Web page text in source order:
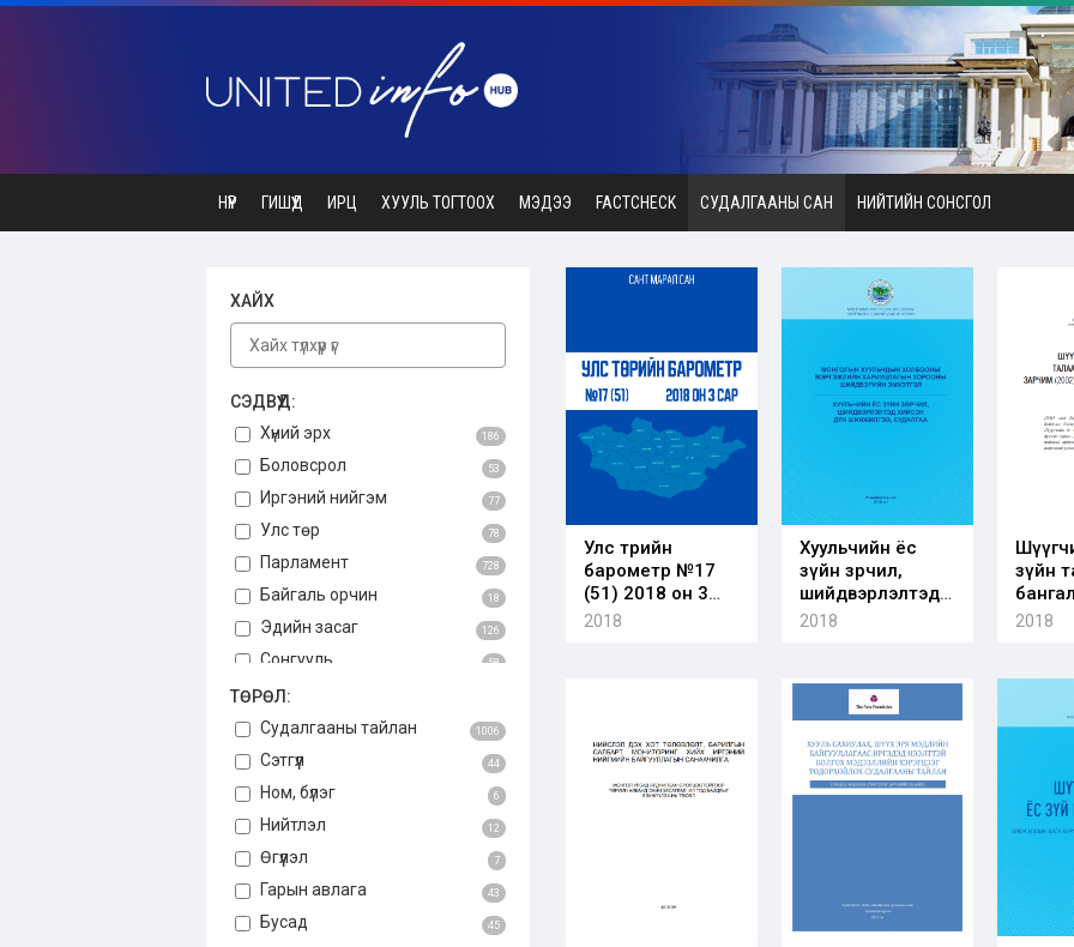
НҮҮР ГИШҮҮД ИРЦ ХУУЛЬ ТОГТООХ МЭДЭЭ FACTCHECK СУДАЛГААНЫ САН НИЙТИЙН СОНСГОЛ
ХАЙХ
СЭДВҮҮД:
Хүний эрх
186
Боловсрол 53
Иргэний нийгэм 77
Улс төр 78
Парламент 728
Байгаль орчин 18
Эдийн засаг 126
Сонгууль 58
Авлига
Үндсэн хууль 3
Бусад 34
ТӨРӨЛ:
Судалгааны тайлан
1006
Сэтгүүл 44
Ном, бүлэг 6
Нийтлэл 12
Өгүүлэл 7
Гарын авлага 43
Бусад 45
Улс төрийн
барометр №17
(51) 2018 он 3
сар - Экологи
2018
Хуульчийн ёс
зүйн зөрчил,
шийдвэрлэлтэд
хийсэн дүн
2018
зүйн
2018